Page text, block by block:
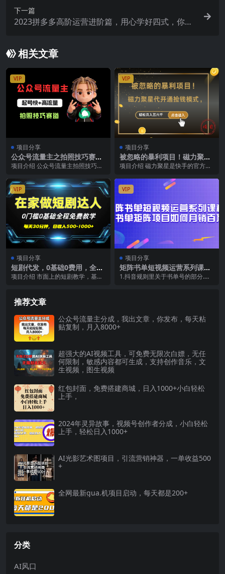
下一篇
2023拼多多高阶运营进阶篇，用心学好四式，你就
相关文章
VIP
项目分享
公众号流量主之拍照技巧赛
道，难度低+流量大，起号第
项目介绍 公众号流量主拍照技巧赛
主小众赛道——普通...
VIP
项目分享
被忽略的暴利项目！磁力聚星
代开通捡钱模式，轻松月入50
项目介绍 磁力聚星是快手的官方任
在做任务的过程中还...
VIP
项目分享
短剧代发，0基础0费用，全程
免费教学，日收入500-1000+
项目介绍 市面上的短剧教学，基本
VIP
项目分享
矩阵书单短视频运营系列课
程，看书单矩阵项目如何月销
1.抖音规则里关于书单号的部分.mp
推荐文章
公众号流量主分成，我出文章，你发布，每天粘
贴复制，月入8000+
超强大的AI视频工具，可免费无限次白嫖，无任
何限制，敏感内容都可生成，支持创作音乐，文
生视频，图生视频
红包封面，免费搭建商城，日入1000+小白轻松
上手，
2024年灵异故事，视频号创作者分成，小白轻松
上手，轻松日入1000+
AI光影艺术图项目，引流营销神器，一单收益500
+
全网最新gua.机项目启动，每天都是200+
分类
AI风口